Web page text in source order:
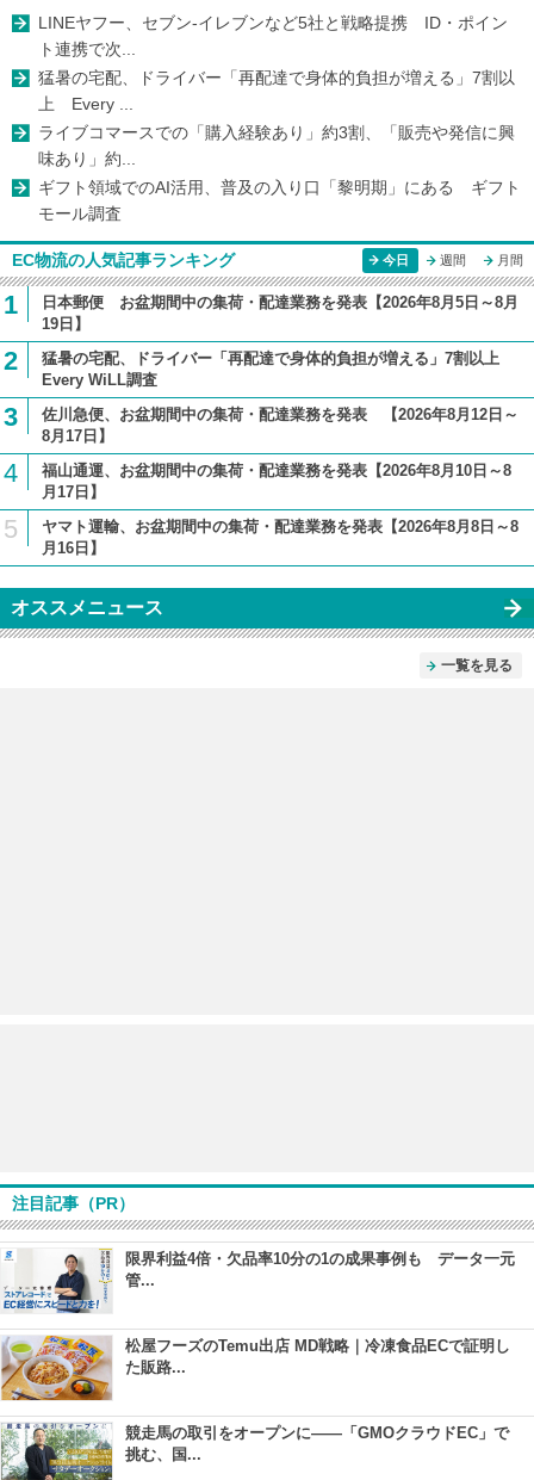
LINEヤフー、セブン-イレブンなど5社と戦略提携 ID・ポイン
ト連携で次...
猛暑の宅配、ドライバー「再配達で身体的負担が増える」7割以
上 Every ...
ライブコマースでの「購入経験あり」約3割、「販売や発信に興
味あり」約...
ギフト領域でのAI活用、普及の入り口「黎明期」にある ギフト
モール調査
EC物流の人気記事ランキング 今日 週間 月間
1
日本郵便 お盆期間中の集荷・配達業務を発表【2026年8月5日～8月
19日】
2
猛暑の宅配、ドライバー「再配達で身体的負担が増える」7割以上
Every WiLL調査
3
佐川急便、お盆期間中の集荷・配達業務を発表 【2026年8月12日～
8月17日】
4
福山通運、お盆期間中の集荷・配達業務を発表【2026年8月10日～8
月17日】
5
ヤマト運輸、お盆期間中の集荷・配達業務を発表【2026年8月8日～8
月16日】
オススメニュース
一覧を見る
注目記事（PR）
限界利益4倍・欠品率10分の1の成果事例も データ一元
管...
松屋フーズのTemu出店 MD戦略｜冷凍食品ECで証明し
た販路...
競走馬の取引をオープンに――「GMOクラウドEC」で
挑む、国...